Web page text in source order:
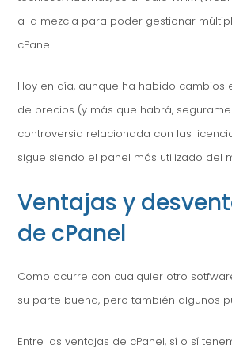
a la mezcla para poder gestionar
cPanel.
Hoy en día, aunque ha habido cambios
de precios (y más que habrá,
controversia relacionada con las
sigue siendo el panel más utilizado del
Ventajas y
de cPanel
Como ocurre con cualquier otro
su parte buena, pero también algunos
Entre las ventajas de cPanel, sí o sí